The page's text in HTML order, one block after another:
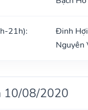
21h):
Đinh
Nguyên
10/08/2020